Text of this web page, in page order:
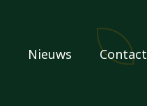
Nieuws Contact